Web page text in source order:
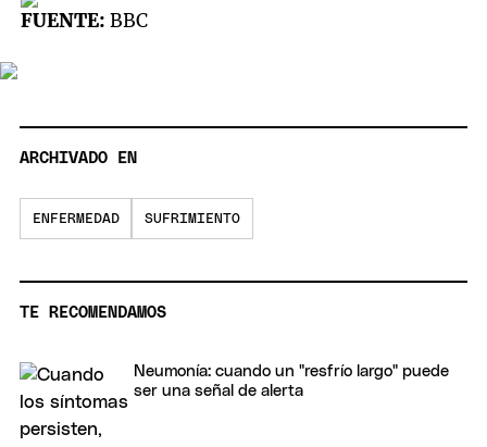
FUENTE: BBC
ARCHIVADO EN
ENFERMEDAD SUFRIMIENTO
TE RECOMENDAMOS
Neumonía: cuando un "resfrío largo" puede
ser una señal de alerta